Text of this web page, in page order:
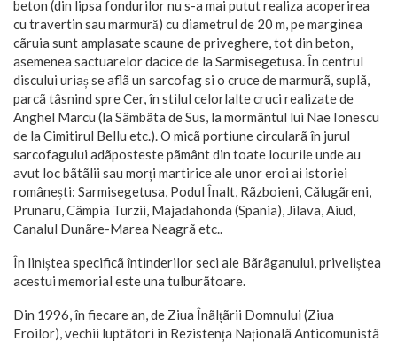
beton (din lipsa fondurilor nu s-a mai putut realiza acoperirea
cu travertin sau marmură) cu diametrul de 20 m, pe marginea
cãruia sunt amplasate scaune de priveghere, tot din beton,
asemenea sactuarelor dacice de la Sarmisegetusa. În centrul
discului uriaș se aflã un sarcofag si o cruce de marmurã, suplã,
parcã tâsnind spre Cer, în stilul celorlalte cruci realizate de
Anghel Marcu (la Sâmbãta de Sus, la mormântul lui Nae Ionescu
de la Cimitirul Bellu etc.). O micã portiune circularã în jurul
sarcofagului adãposteste pãmânt din toate locurile unde au
avut loc bãtãlii sau morți martirice ale unor eroi ai istoriei
românești: Sarmisegetusa, Podul Înalt, Rãzboieni, Cãlugãreni,
Prunaru, Câmpia Turzii, Majadahonda (Spania), Jilava, Aiud,
Canalul Dunãre-Marea Neagrã etc..
În liniștea specificã întinderilor seci ale Bãrãganului, priveliștea
acestui memorial este una tulburãtoare.
Din 1996, în fiecare an, de Ziua Înãlțãrii Domnului (Ziua
Eroilor), vechii luptãtori în Rezistența Naționalã Anticomunistã